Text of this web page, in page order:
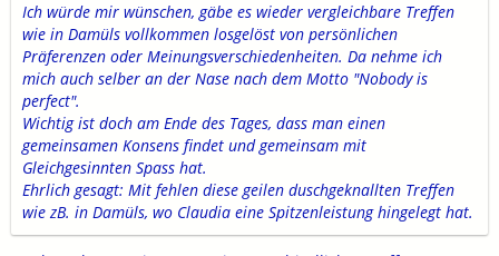
Ich würde mir wünschen, gäbe es wieder vergleichbare Treffen
wie in Damüls vollkommen losgelöst von persönlichen
Präferenzen oder Meinungsverschiedenheiten. Da nehme ich
mich auch selber an der Nase nach dem Motto "Nobody is
perfect".
Wichtig ist doch am Ende des Tages, dass man einen
gemeinsamen Konsens findet und gemeinsam mit
Gleichgesinnten Spass hat.
Ehrlich gesagt: Mit fehlen diese geilen duschgeknallten Treffen
wie zB. in Damüls, wo Claudia eine Spitzenleistung hingelegt hat.